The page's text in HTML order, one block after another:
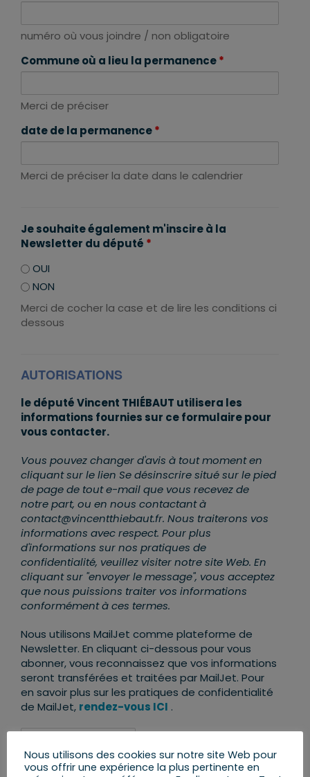
numéro où vous joindre / non obligatoire
Commune où a lieu la permanence*
Merci de préciser
date de la permanence*
Merci de préciser la date dans le calendrier
Je souhaite également m'inscire à la
Newsletter du député *
OUI
NON
Merci de cocher la case et de lire les conditions ci
dessous
AUTORISATIONS
le député Vincent THIÉBAUT utilisera les
informations fournies sur ce formulaire pour
vous contacter.
Vous pouvez changer d'avis à tout moment en
cliquant sur le lien Se désinscrire situé sur le pied
de page de tout e-mail que vous recevez de
notre part, ou en nous contactant à
contact@vincentthiebaut.fr. Nous traiterons vos
informations avec respect. Pour plus
d'informations sur nos pratiques de
confidentialité, veuillez visiter notre site Web. En
cliquant sur "envoyer le message", vous acceptez
que nous puissions traiter vos informations
conformément à ces termes.
Nous utilisons MailJet comme plateforme de
Newsletter. En cliquant ci-dessous pour vous
abonner, vous reconnaissez que vos informations
seront transférées et traitées par MailJet. Pour
en savoir plus sur les pratiques de confidentialité
de MailJet, rendez-vous ICI .
Nous utilisons des cookies sur notre site Web pour
vous offrir une expérience la plus pertinente en